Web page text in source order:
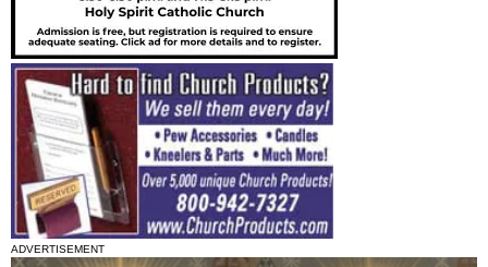
ADVERTISEMENT